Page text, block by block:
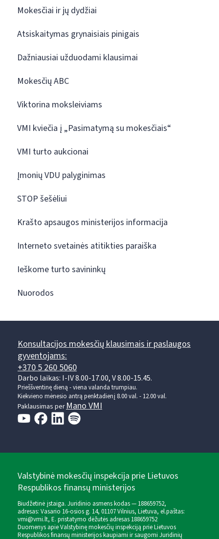
Mokesčiai ir jų dydžiai
Atsiskaitymas grynaisiais pinigais
Dažniausiai užduodami klausimai
Mokesčių ABC
Viktorina moksleiviams
VMI kviečia į „Pasimatymą su mokesčiais“
VMI turto aukcionai
Įmonių VDU palyginimas
STOP šešėliui
Krašto apsaugos ministerijos informacija
Interneto svetainės atitikties paraiška
Ieškome turto savininkų
Nuorodos
Konsultacijos mokesčių klausimais ir paslaugos
gyventojams:
+370 5 260 5060
Darbo laikas: I-IV 8.00-17.00, V 8.00-15.45.
Prieššventinę dieną - viena valanda trumpiau.
Kiekvieno mėnesio antrą penktadienį 8.00 val. - 12.00 val.
Paklausimas per Mano VMI
Valstybinė mokesčių inspekcija prie Lietuvos
Respublikos finansų ministerijos
Biudžetinė įstaiga. Juridinio asmens kodas — 188659752,
adresas: Vasario 16-osios g. 14, 01107 Vilnius, Lietuva, el.paštas:
vmi@vmi.lt, E. pristatymo dėžutės adresas 188659752
Duomenys apie Valstybinę mokesčių inspekciją prie Lietuvos
Respublikos finansų ministerijos kaupiami ir saugomi Juridinių